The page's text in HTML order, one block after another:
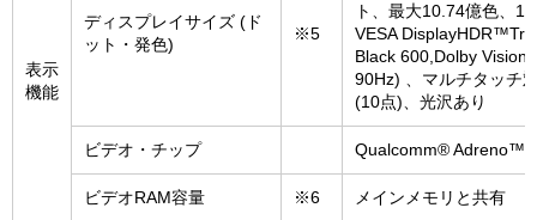
表示
機能
ディスプレイサイズ (ド
ット・発色)
※5
ト、最大10.74億色、
VESA
Black 600,Dolby Vision
90Hz) 、マルチタッチ
(10点)、光沢あり
ビデオ・チップ Qualcomm® Adreno™
ビデオRAM容量 ※6 メインメモリと共有